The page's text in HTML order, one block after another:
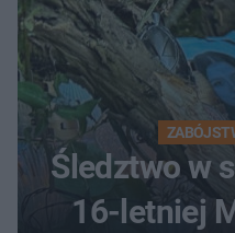
Śledztwo w
16-letniej